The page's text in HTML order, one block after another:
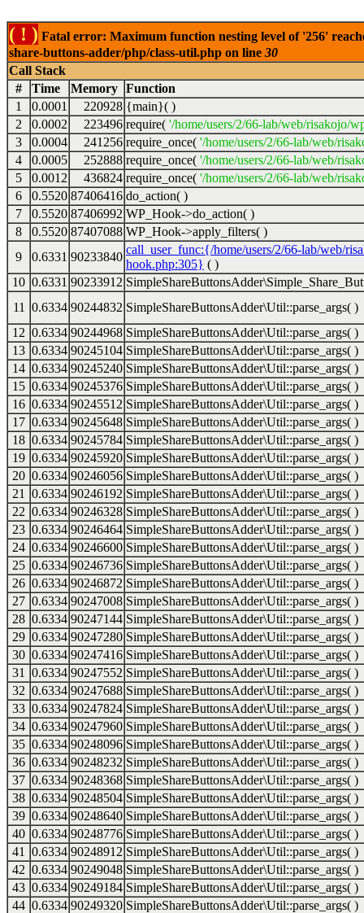
( ! ) Fatal error: Maximum function nesting level of '256'
share-buttons-adder/php/class-util.php on line 30
Call Stack
#
Time Memory Function
1
0.0001 220928 {main}( )
2
0.0002 223496 require( '/home/users/2/66-lab/web/risakojo/
3
0.0004 241256 require_once( '/home/users/2/66-lab/web/
4
0.0005 252888 require_once( '/home/users/2/66-lab/web/
5
0.0012 436824 require_once( '/home/users/2/66-lab/web/
6
0.5520 87406416 do_action( )
7
0.5520 87406992 WP_Hook->do_action( )
8
0.5520 87407088 WP_Hook->apply_filters( )
9
0.6331 90233840
call_user_func:{/home/users/2/66-lab/web/
hook.php:305} ( )
10 0.6331 90233912
11
0.6334 90244832 SimpleShareButtonsAdder\Util::parse_args( )
12 0.6334 90244968 SimpleShareButtonsAdder\Util::parse_args( )
13 0.6334 90245104 SimpleShareButtonsAdder\Util::parse_args( )
14 0.6334 90245240 SimpleShareButtonsAdder\Util::parse_args( )
15 0.6334 90245376 SimpleShareButtonsAdder\Util::parse_args( )
16 0.6334 90245512 SimpleShareButtonsAdder\Util::parse_args( )
17 0.6334 90245648 SimpleShareButtonsAdder\Util::parse_args( )
18 0.6334 90245784 SimpleShareButtonsAdder\Util::parse_args( )
19 0.6334 90245920 SimpleShareButtonsAdder\Util::parse_args( )
20 0.6334 90246056 SimpleShareButtonsAdder\Util::parse_args( )
21
0.6334 90246192 SimpleShareButtonsAdder\Util::parse_args( )
22 0.6334 90246328 SimpleShareButtonsAdder\Util::parse_args( )
23 0.6334 90246464 SimpleShareButtonsAdder\Util::parse_args( )
24 0.6334 90246600 SimpleShareButtonsAdder\Util::parse_args( )
25 0.6334 90246736 SimpleShareButtonsAdder\Util::parse_args( )
26 0.6334 90246872 SimpleShareButtonsAdder\Util::parse_args( )
27 0.6334 90247008 SimpleShareButtonsAdder\Util::parse_args( )
28 0.6334 90247144 SimpleShareButtonsAdder\Util::parse_args( )
29 0.6334 90247280 SimpleShareButtonsAdder\Util::parse_args( )
30 0.6334 90247416 SimpleShareButtonsAdder\Util::parse_args( )
31
0.6334 90247552 SimpleShareButtonsAdder\Util::parse_args( )
32 0.6334 90247688 SimpleShareButtonsAdder\Util::parse_args( )
33 0.6334 90247824 SimpleShareButtonsAdder\Util::parse_args( )
34 0.6334 90247960 SimpleShareButtonsAdder\Util::parse_args( )
35 0.6334 90248096 SimpleShareButtonsAdder\Util::parse_args( )
36 0.6334 90248232 SimpleShareButtonsAdder\Util::parse_args( )
37 0.6334 90248368 SimpleShareButtonsAdder\Util::parse_args( )
38 0.6334 90248504 SimpleShareButtonsAdder\Util::parse_args( )
39 0.6334 90248640 SimpleShareButtonsAdder\Util::parse_args( )
40 0.6334 90248776 SimpleShareButtonsAdder\Util::parse_args( )
41
0.6334 90248912 SimpleShareButtonsAdder\Util::parse_args( )
42 0.6334 90249048 SimpleShareButtonsAdder\Util::parse_args( )
43 0.6334 90249184 SimpleShareButtonsAdder\Util::parse_args( )
44 0.6334 90249320 SimpleShareButtonsAdder\Util::parse_args( )